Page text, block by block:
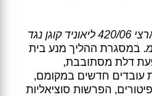
ע"ע ארצי 420/06 ליאוניד קוגן נגד
. במסגרת ההליך מנע בית
דלת מסתובבת,
עובדים חדשים במקומם,
הפרשות סוציאליות